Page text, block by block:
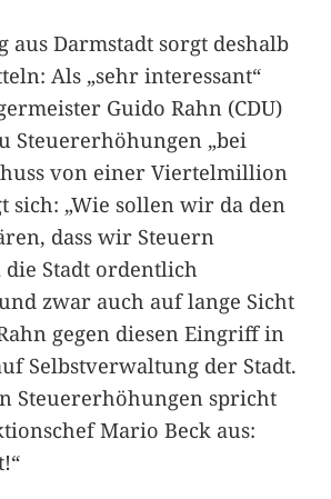
aus Darmstadt sorgt deshalb
Als „sehr interessant“
Guido Rahn (CDU)
Steuererhöhungen „bei
von einer Viertelmillion
sich: „Wie sollen wir da den
dass wir Steuern
die Stadt ordentlich
zwar auch auf lange Sicht
gegen diesen Eingriff in
Selbstverwaltung der Stadt.
Steuererhöhungen spricht
Mario Beck aus: